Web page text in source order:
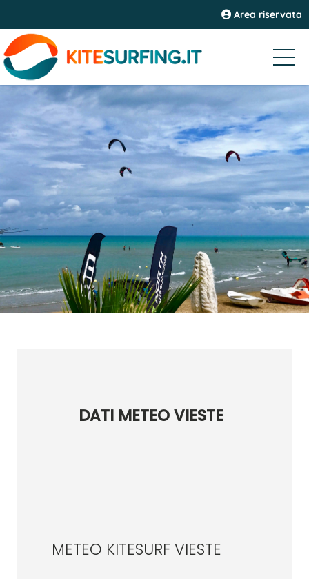
Area riservata
DATI METEO VIESTE
METEO KITESURF VIESTE